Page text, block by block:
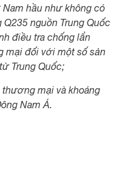
Nam hầu như không có
nguồn Trung Quốc
điều tra chống lẩn
mại đối với một số sản
Trung Quốc;
thương mại và khoáng
Nam Á.